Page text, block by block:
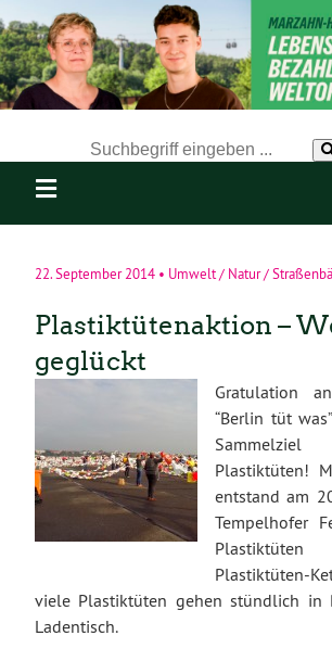
22. September 2014 • Umwelt / Natur /
Plastiktütenaktion –
geglückt
Gratulation
“Berlin tüt
Plastiktüten!
entstand am
Tempelhofer
Plastiktüten-
viele Plastiktüten gehen stündlich in
Ladentisch.